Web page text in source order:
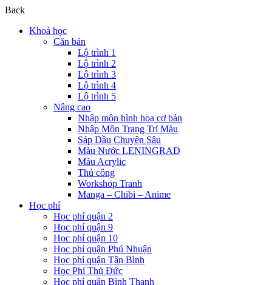
Back
Khoá học
Căn bản
Lộ trình 1
Lộ trình 2
Lộ trình 3
Lộ trình 4
Lộ trình 5
Nâng cao
Nhập môn hình hoạ cơ bản
Nhập Môn Trang Trí Màu
Sáp Dầu Chuyên Sâu
Màu Nước LENINGRAD
Màu Acrylic
Thủ công
Workshop Tranh
Manga – Chibi – Anime
Học phí
Học phí quận 2
Học phí quận 9
Học phí quận 10
Học phí quận Phú Nhuận
Học phí quận Tân Bình
Học Phí Thủ Đức
Học phí quận Bình Thạnh